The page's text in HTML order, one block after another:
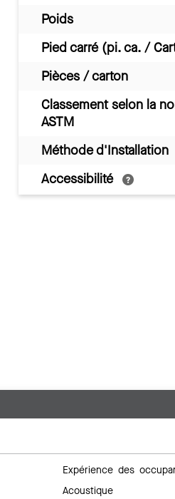
Poids
Pied carré (pi. ca. /
Pièces / carton
Classement selon la
ASTM
Méthode d'Installation
Accessibilité
Expérience des
Acoustique